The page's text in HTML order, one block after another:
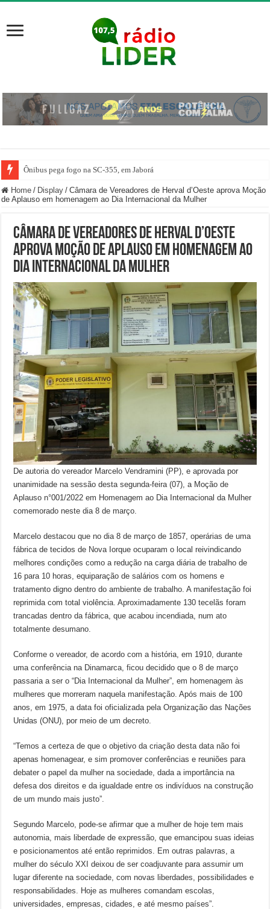
Ônibus pega fogo na SC-355, em Jaborá
Home / Display / Câmara de Vereadores de Herval d’Oeste aprova Moção
de Aplauso em homenagem ao Dia Internacional da Mulher
Câmara de Vereadores de Herval d’Oeste
aprova Moção de Aplauso em homenagem ao
Dia Internacional da Mulher
De autoria do vereador Marcelo Vendramini (PP), e aprovada por
unanimidade na sessão desta segunda-feira (07), a Moção de
Aplauso n°001/2022 em Homenagem ao Dia Internacional da Mulher
comemorado neste dia 8 de março.
Marcelo destacou que no dia 8 de março de 1857, operárias de uma
fábrica de tecidos de Nova Iorque ocuparam o local reivindicando
melhores condições como a redução na carga diária de trabalho de
16 para 10 horas, equiparação de salários com os homens e
tratamento digno dentro do ambiente de trabalho. A manifestação foi
reprimida com total violência. Aproximadamente 130 tecelãs foram
trancadas dentro da fábrica, que acabou incendiada, num ato
totalmente desumano.
Conforme o vereador, de acordo com a história, em 1910, durante
uma conferência na Dinamarca, ficou decidido que o 8 de março
passaria a ser o “Dia Internacional da Mulher”, em homenagem às
mulheres que morreram naquela manifestação. Após mais de 100
anos, em 1975, a data foi oficializada pela Organização das Nações
Unidas (ONU), por meio de um decreto.
“Temos a certeza de que o objetivo da criação desta data não foi
apenas homenagear, e sim promover conferências e reuniões para
debater o papel da mulher na sociedade, dada a importância na
defesa dos direitos e da igualdade entre os indivíduos na construção
de um mundo mais justo”.
Segundo Marcelo, pode-se afirmar que a mulher de hoje tem mais
autonomia, mais liberdade de expressão, que emancipou suas ideias
e posicionamentos até então reprimidos. Em outras palavras, a
mulher do século XXI deixou de ser coadjuvante para assumir um
lugar diferente na sociedade, com novas liberdades, possibilidades e
responsabilidades. Hoje as mulheres comandam escolas,
universidades, empresas, cidades, e até mesmo países”.